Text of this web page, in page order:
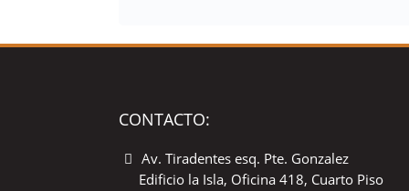
CONTACTO:
Av. Tiradentes esq. Pte. Gonzalez
Edificio la Isla, Oficina 418, Cuarto Piso